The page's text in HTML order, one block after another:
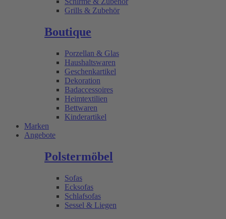
Grills & Zubehör
Boutique
Porzellan & Glas
Haushaltswaren
Geschenkartikel
Dekoration
Badaccessoires
Heimtextilien
Bettwaren
Kinderartikel
Marken
Angebote
Polstermöbel
Sofas
Ecksofas
Schlafsofas
Sessel & Liegen